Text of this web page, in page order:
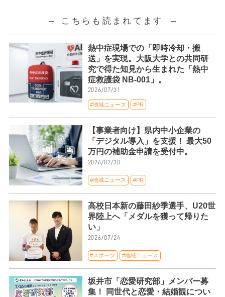
こちらも読まれてます
熱中症現場での「即時冷却・搬
送」を実現。大阪大学との共同研
究で得た知見から生まれた「熱中
症救護袋 NB-001」。
2026/07/31
#地域ニュース #PR
【事業者向け】県内中小企業の
「デジタル導入」を支援！ 最大50
万円の補助金申請を受付中。
2026/07/30
#地域ニュース #PR
高校日本新の藤田紗季選手、U20世
界陸上へ「メダルを獲って帰りた
い」
2026/07/24
#スポーツ #地域ニュース
坂井市「恋愛研究部」メンバー募
集！ 同世代と恋愛・結婚観につい